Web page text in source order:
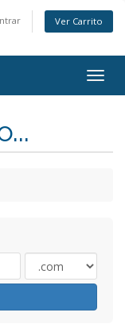
Ver Carrito